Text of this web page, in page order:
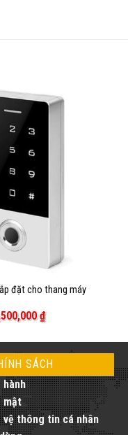
đặt cho thang máy
₫
SÁCH
hành
mật
vệ thông tin cá nhân